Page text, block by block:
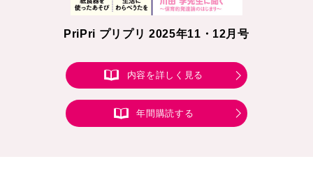
PriPri プリプリ 2025年11・12月号
内容を詳しく見る
年間購読する